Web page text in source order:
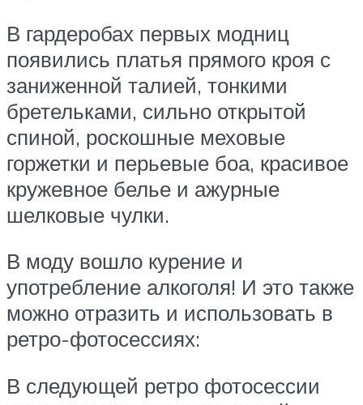
В гардеробах первых модниц
появились платья прямого кроя с
заниженной талией, тонкими
бретельками, сильно открытой
спиной, роскошные меховые
горжетки и перьевые боа, красивое
кружевное белье и ажурные
шелковые чулки.
В моду вошло курение и
употребление алкоголя! И это также
можно отразить и использовать в
ретро-фотосессиях:
В следующей ретро фотосессии